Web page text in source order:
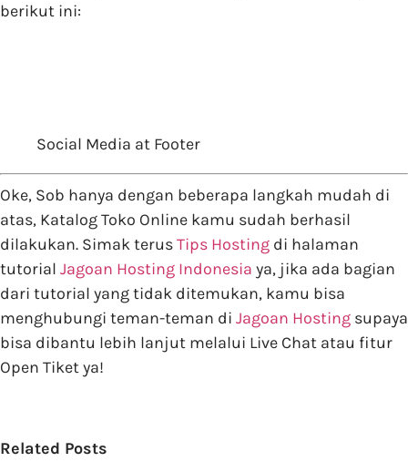
berikut ini:
Social Media at Footer
Oke, Sob hanya dengan beberapa langkah mudah di
atas, Katalog Toko Online kamu sudah berhasil
dilakukan. Simak terusTips Hosting di halaman
tutorial Jagoan Hosting Indonesia ya, jika ada bagian
dari tutorial yang tidak ditemukan, kamu bisa
menghubungi teman-teman di Jagoan Hosting supaya
bisa dibantu lebih lanjut melalui Live Chat atau fitur
Open Tiket ya!
Related Posts